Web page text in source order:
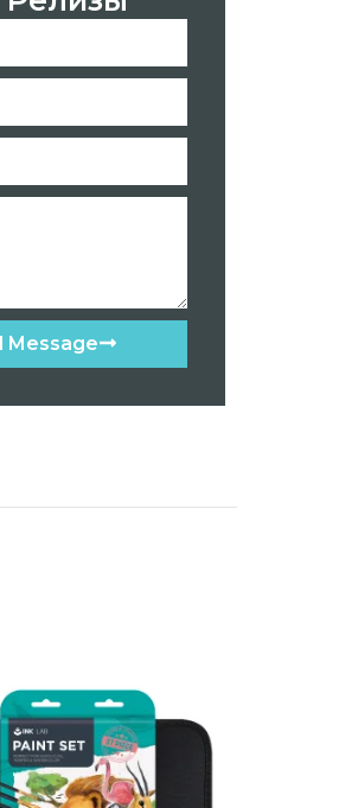
Message